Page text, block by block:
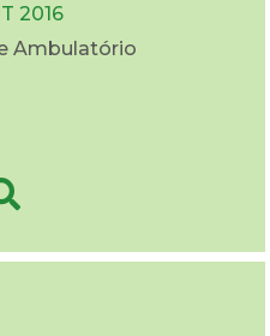
2016
Ambulatório